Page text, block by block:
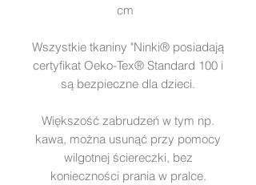
cm
Wszystkie tkaniny "Ninki® posiadają
certyfikat Oeko-Tex® Standard 100 i
są bezpieczne dla dzieci.
Większość zabrudzeń w tym np.
kawa, można usunąć przy pomocy
wilgotnej ściereczki, bez
konieczności prania w pralce.